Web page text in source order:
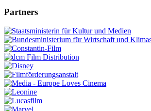
Partners